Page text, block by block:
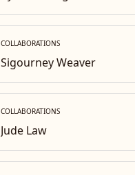
COLLABORATIONS
Sigourney Weaver
COLLABORATIONS
Jude Law